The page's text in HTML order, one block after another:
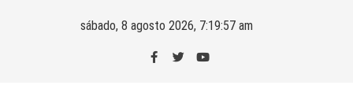
sábado, 8 agosto 2026, 7:19:58 am